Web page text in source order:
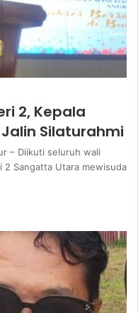
2, Kepala
Silaturahmi
– Diikuti seluruh wali
2 Sangatta Utara mewisuda